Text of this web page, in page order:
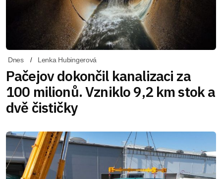
Dnes Lenka Hubingerová
Pačejov dokončil kanalizaci za
100 milionů. Vzniklo 9,2 km stok a
dvě čističky